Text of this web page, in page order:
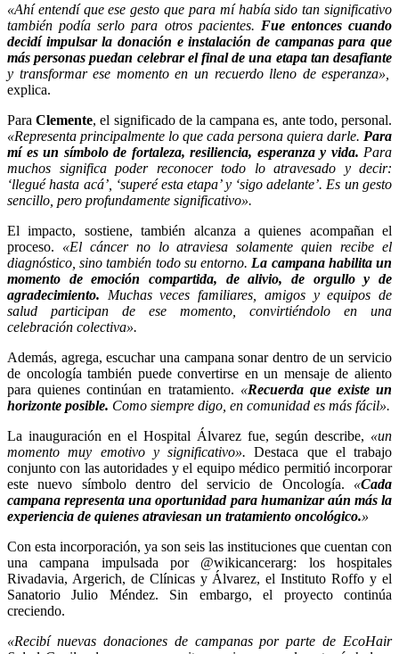
«Ahí entendí que ese gesto que para mí había sido tan significativo
también podía serlo para otros pacientes. Fue entonces cuando
decidí impulsar la donación e instalación de campanas para que
más personas puedan celebrar el final de una etapa tan desafiante
y transformar ese momento en un recuerdo lleno de esperanza»,
explica.
ParaClemente, el significado de la campana es, ante todo, personal.
«Representa principalmente lo que cada persona quiera darle. Para
mí es un símbolo de fortaleza, resiliencia, esperanza y vida. Para
muchos significa poder reconocer todo lo atravesado y decir:
‘llegué hasta acá’, ‘superé esta etapa’ y ‘sigo adelante’. Es un gesto
sencillo, pero profundamente significativo».
El impacto, sostiene, también alcanza a quienes acompañan el
proceso. «El cáncer no lo atraviesa solamente quien recibe el
diagnóstico, sino también todo su entorno. La campana habilita un
momento de emoción compartida, de alivio, de orgullo y de
agradecimiento. Muchas veces familiares, amigos y equipos de
salud participan de ese momento, convirtiéndolo en una
celebración colectiva».
Además, agrega, escuchar una campana sonar dentro de un servicio
de oncología también puede convertirse en un mensaje de aliento
para quienes continúan en tratamiento. «Recuerda que existe un
horizonte posible. Como siempre digo, en comunidad es más fácil».
La inauguración en el Hospital Álvarez fue, según describe, «un
momento muy emotivo y significativo». Destaca que el trabajo
conjunto con las autoridades y el equipo médico permitió incorporar
este nuevo símbolo dentro del servicio de Oncología. «Cada
campana representa una oportunidad para humanizar aún más la
experiencia de quienes atraviesan un tratamiento oncológico.»
Con esta incorporación, ya son seis las instituciones que cuentan con
una campana impulsada por @wikicancerarg: los hospitales
Rivadavia, Argerich, de Clínicas y Álvarez, el Instituto Roffo y el
Sanatorio Julio Méndez. Sin embargo, el proyecto continúa
creciendo.
«Recibí nuevas donaciones de campanas por parte de EcoHair